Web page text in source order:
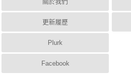
更新履歷
Plurk
Facebook